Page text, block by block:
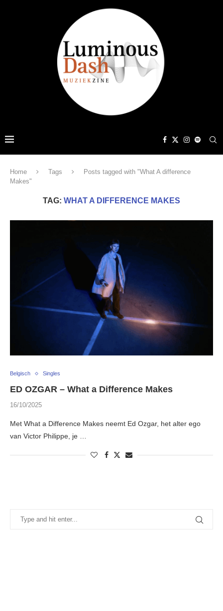
Home Tags
Posts tagged with "What A difference
Makes"
TAG: WHAT A DIFFERENCE MAKES
Belgisch Singles
ED OZGAR – What a Difference Makes
16/10/2025
Met What a Difference Makes neemt Ed Ozgar, het alter ego
van Victor Philippe, je …